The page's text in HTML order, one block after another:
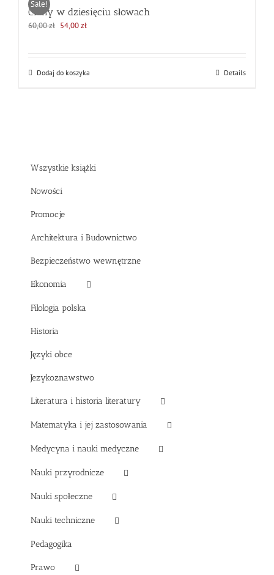
Sale!
Chiny w dziesięciu słowach
60,00zł Pierwotna
54,00złAktualna
Dodaj do koszyka Details
Wszystkie książki
Nowości
Promocje
Architektura i Budownictwo
Bezpieczeństwo wewnętrzne
Ekonomia
Filologia polska
Historia
Języki obce
Jezykoznawstwo
Literatura i historia literatury
Matematyka i jej zastosowania
Medycyna i nauki medyczne
Nauki przyrodnicze
Nauki społeczne
Nauki techniczne
Pedagogika
Prawo